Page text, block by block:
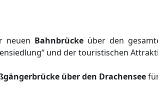
neuen Bahnbrücke über den
und der touristischen
über den Drachensee